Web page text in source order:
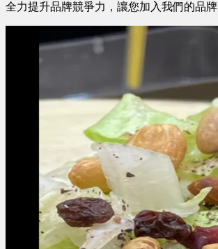
全力提升品牌競爭力，讓您加入我們的品